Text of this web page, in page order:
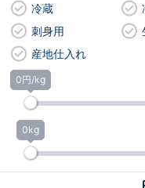
冷蔵
刺身用
産地仕入れ
0円/kg
0kg